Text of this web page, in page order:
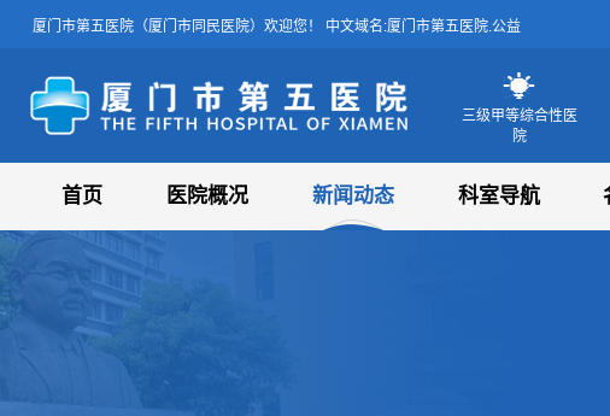
厦门市第五医院（厦门市同民医院）欢迎您！ 中文域名:厦门市第五医院.公益
三级甲等综合性医
院
首页 医院概况 新闻动态 科室导航